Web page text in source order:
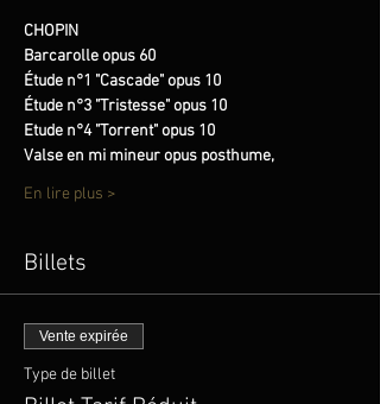
CHOPIN
Barcarolle opus 60
Étude n°1 "Cascade" opus 10
Étude n°3 "Tristesse" opus 10
Etude n°4 "Torrent" opus 10
Valse en mi mineur opus posthume,
En lire plus >
Billets
Vente expirée
Type de billet